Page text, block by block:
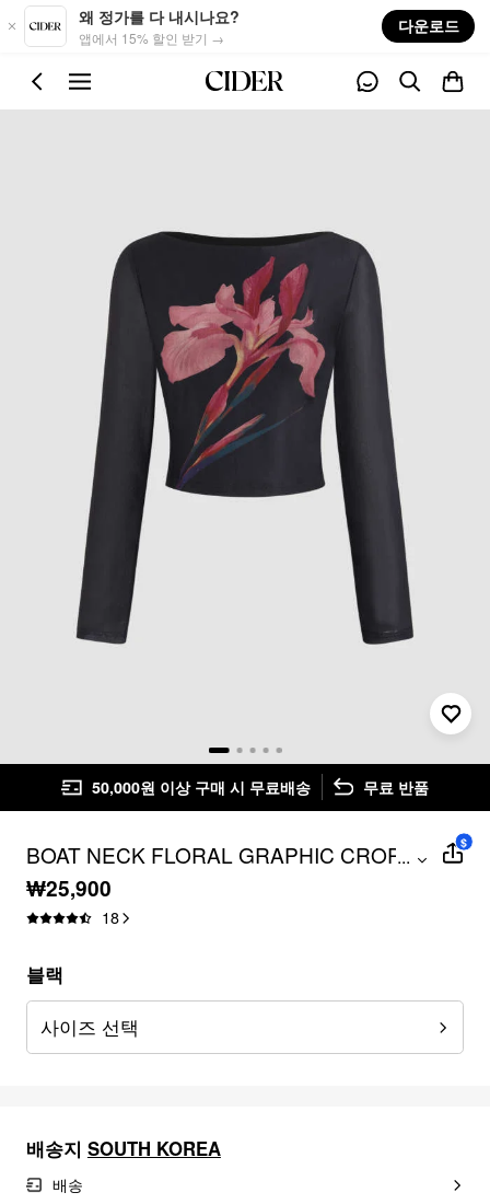
Skip to main content
왜 정가를 다 내시나요?
앱에서 15% 할인 받기 →
다운로드
50,000원 이상 구매 시 무료배송 무료 반품
BOAT NECK FLORAL GRAPHIC CROP
TEE
...
₩25,900
18
$
블랙
사이즈 선택
배송지 SOUTH KOREA
배송